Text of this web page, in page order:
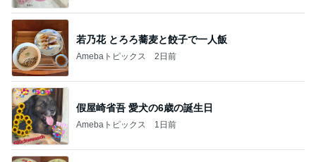
若乃花 とろろ蕎麦と餃子で一人飯
Amebaトピックス 2日前
假屋崎省吾 愛犬の6歳の誕生日
Amebaトピックス 1日前